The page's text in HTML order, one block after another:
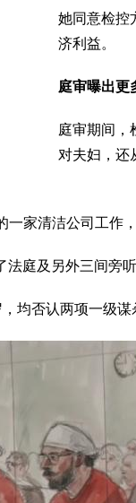
她同意检控
济利益。
庭审曝出更
庭审期间，
对夫妇，还
家清洁公司工作
庭及另外三间旁
均否认两项一级谋